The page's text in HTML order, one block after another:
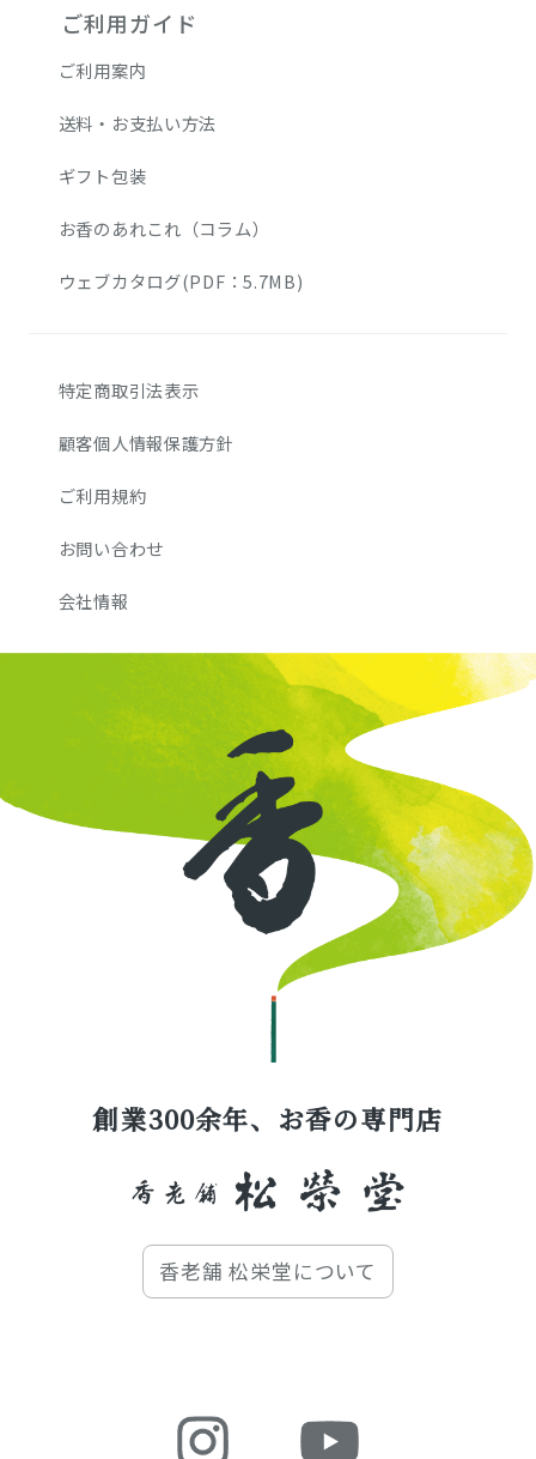
ご利用ガイド
ご利用案内
送料・お支払い方法
ギフト包装
お香のあれこれ（コラム）
ウェブカタログ(PDF：5.7MB)
特定商取引法表示
顧客個人情報保護方針
ご利用規約
お問い合わせ
会社情報
創業300余年、お香の専門店
香老舗 松栄堂について